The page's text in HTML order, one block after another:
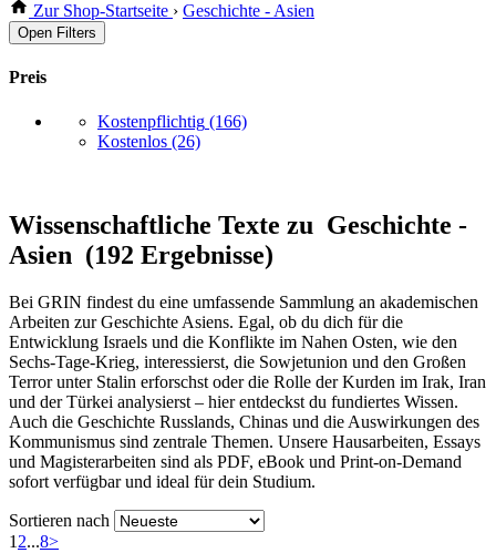
Zur Shop-Startseite › Geschichte - Asien
Open Filters
Preis
Kostenpflichtig (166)
Kostenlos (26)
Wissenschaftliche Texte zu Geschichte -
Asien (192 Ergebnisse)
Bei GRIN findest du eine umfassende Sammlung an akademischen
Arbeiten zur Geschichte Asiens. Egal, ob du dich für die
Entwicklung Israels und die Konflikte im Nahen Osten, wie den
Sechs-Tage-Krieg, interessierst, die Sowjetunion und den Großen
Terror unter Stalin erforschst oder die Rolle der Kurden im Irak, Iran
und der Türkei analysierst – hier entdeckst du fundiertes Wissen.
Auch die Geschichte Russlands, Chinas und die Auswirkungen des
Kommunismus sind zentrale Themen. Unsere Hausarbeiten, Essays
und Magisterarbeiten sind als PDF, eBook und Print-on-Demand
sofort verfügbar und ideal für dein Studium.
Sortieren nach
1 2...8>